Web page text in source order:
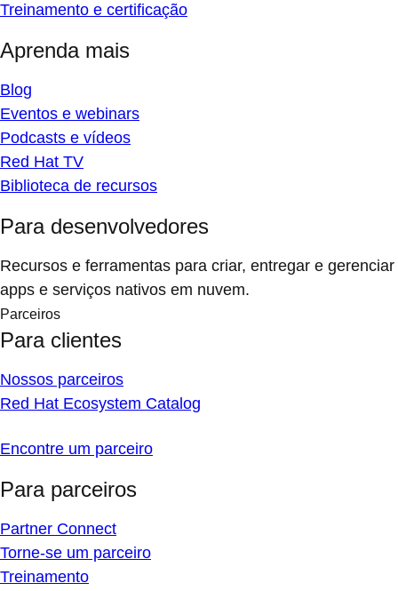
Treinamento e certificação
Aprenda mais
Blog
Eventos e webinars
Podcasts e vídeos
Red Hat TV
Biblioteca de recursos
Para desenvolvedores
Recursos e ferramentas para criar, entregar e gerenciar
apps e serviços nativos em nuvem.
Parceiros
Para clientes
Nossos parceiros
Red Hat Ecosystem Catalog
Encontre um parceiro
Para parceiros
Partner Connect
Torne-se um parceiro
Treinamento